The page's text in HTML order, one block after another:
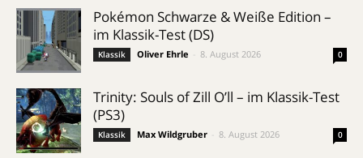
Pokémon Schwarze & Weiße Edition –
im Klassik-Test (DS)
Klassik Oliver Ehrle 8. August 2026 0
Trinity: Souls of Zill O’ll – im Klassik-Test
(PS3)
Klassik Max Wildgruber 8. August 2026 0